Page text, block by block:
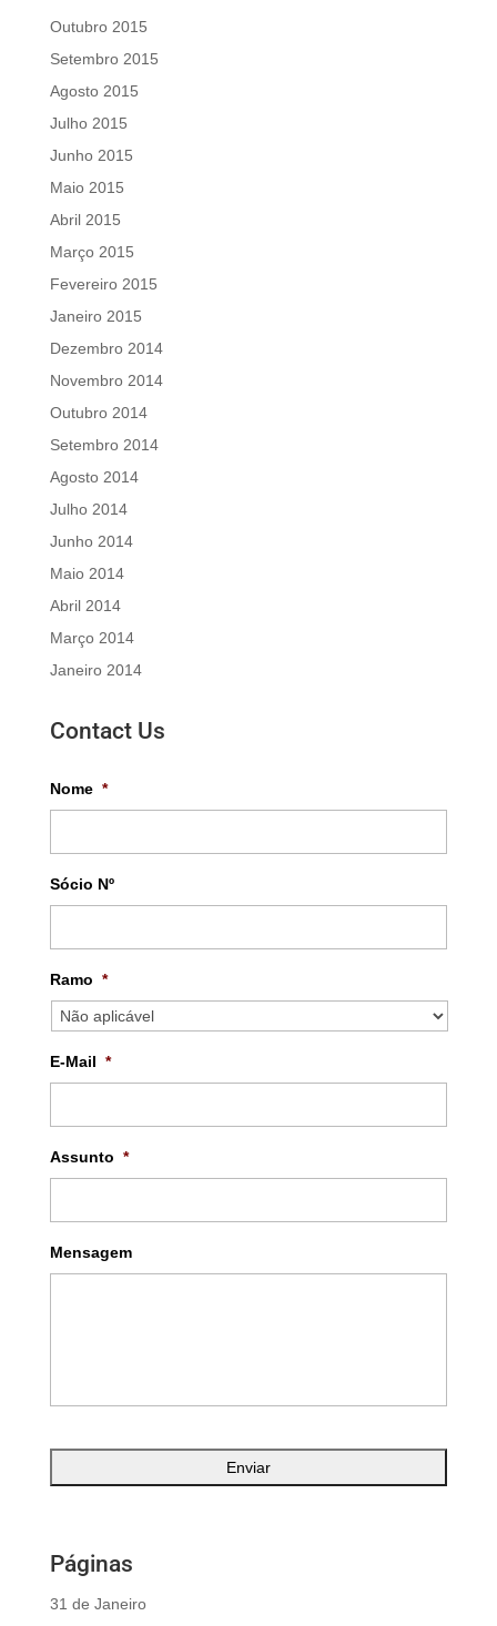
Outubro 2015
Setembro 2015
Agosto 2015
Julho 2015
Junho 2015
Maio 2015
Abril 2015
Março 2015
Fevereiro 2015
Janeiro 2015
Dezembro 2014
Novembro 2014
Outubro 2014
Setembro 2014
Agosto 2014
Julho 2014
Junho 2014
Maio 2014
Abril 2014
Março 2014
Janeiro 2014
Contact Us
Nome *
Sócio Nº
Ramo *
E-Mail *
Assunto *
Mensagem
Páginas
31 de Janeiro